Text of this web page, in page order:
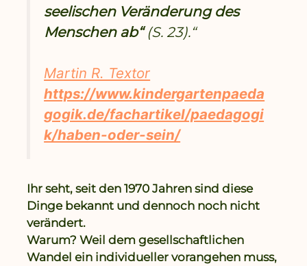
seelischen Veränderung des
Menschen ab“(S. 23).“
Martin R. Textor
https://www.kindergartenpaeda
gogik.de/fachartikel/paedagogi
k/haben-oder-sein/
Ihr seht, seit den 1970 Jahren sind diese
Dinge bekannt und dennoch noch nicht
verändert.
Warum? Weil dem gesellschaftlichen
Wandel ein individueller vorangehen muss,